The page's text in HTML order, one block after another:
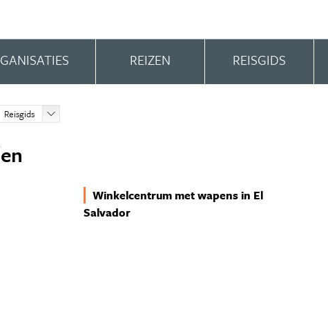
REIZEN REISGIDS
Reisgids
Winkelcentrum met wapens in El
Salvador